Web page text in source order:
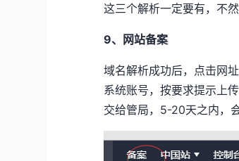
这三个解析一定要有，不
9、网站备案
域名解析成功后，点击网
系统账号，按要求提示上
交给管局，5-20天之内，